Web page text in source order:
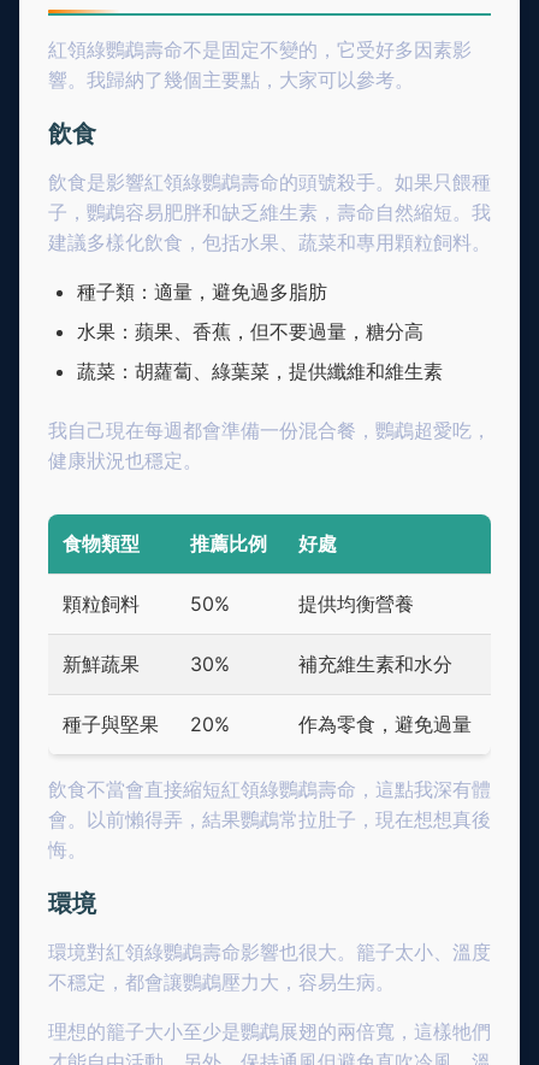
紅領綠鸚鵡壽命不是固定不變的，它受好多因素影
響。我歸納了幾個主要點，大家可以參考。
飲食
飲食是影響紅領綠鸚鵡壽命的頭號殺手。如果只餵種
子，鸚鵡容易肥胖和缺乏維生素，壽命自然縮短。我
建議多樣化飲食，包括水果、蔬菜和專用顆粒飼料。
種子類：適量，避免過多脂肪
水果：蘋果、香蕉，但不要過量，糖分高
蔬菜：胡蘿蔔、綠葉菜，提供纖維和維生素
我自己現在每週都會準備一份混合餐，鸚鵡超愛吃，
健康狀況也穩定。
食物類型 推薦比例 好處
顆粒飼料 50% 提供均衡營養
新鮮蔬果 30% 補充維生素和水分
種子與堅果 20% 作為零食，避免過量
飲食不當會直接縮短紅領綠鸚鵡壽命，這點我深有體
會。以前懶得弄，結果鸚鵡常拉肚子，現在想想真後
悔。
環境
環境對紅領綠鸚鵡壽命影響也很大。籠子太小、溫度
不穩定，都會讓鸚鵡壓力大，容易生病。
理想的籠子大小至少是鸚鵡展翅的兩倍寬，這樣牠們